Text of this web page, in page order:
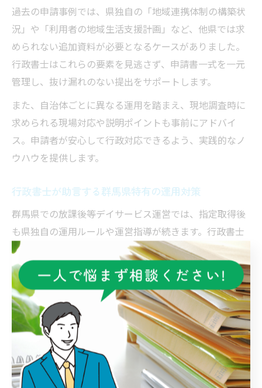
過去の申請事例では、県独自の「地域連携体制の構築状
況」や「利用者の地域生活支援計画」など、他県では求
められない追加資料が必要となるケースがありました。
行政書士はこれらの要素を見逃さず、申請書一式を一元
管理し、抜け漏れのない提出をサポートします。
また、自治体ごとに異なる運用を踏まえ、現地調査時に
求められる現場対応や説明ポイントも事前にアドバイ
ス。申請者が安心して行政対応できるよう、実践的なノ
ウハウを提供します。
行政書士が助言する群馬県特有の運用対策
群馬県での放課後等デイサービス運営では、指定取得後
も県独自の運用ルールや運営指導が続きます。行政書士
は、定期的な運営状況報告や指導監査への備え、法改正
時の迅速な対応方法など、実務的な運用対策を助言しま
す。
例えば、職員研修の実施記録や利用者の個別支援計画の
管理、事故発生時の報告体制の整備など、日常運営に欠
かせないポイントをチェックリスト化し、運営者が自ら
管理できる仕組みづくりをサポートします。これによ
り、指導監査時の指摘リスクを大幅に減らすことが可能